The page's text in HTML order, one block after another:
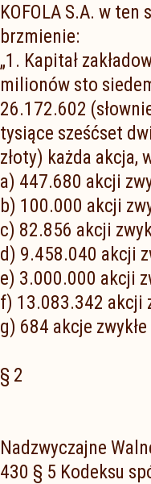
KOFOLA S.A. w
brzmienie:
„1. Kapitał
milionów sto
26.172.602
tysiące sześćset
złoty) każda akcja,
a) 447.680 akcji
b) 100.000 akcji
c) 82.856 akcji
d) 9.458.040 akcji
e) 3.000.000 akcji
f) 13.083.342 akcji
g) 684 akcje
§ 2
Nadzwyczajne
430 § 5 Kodeksu